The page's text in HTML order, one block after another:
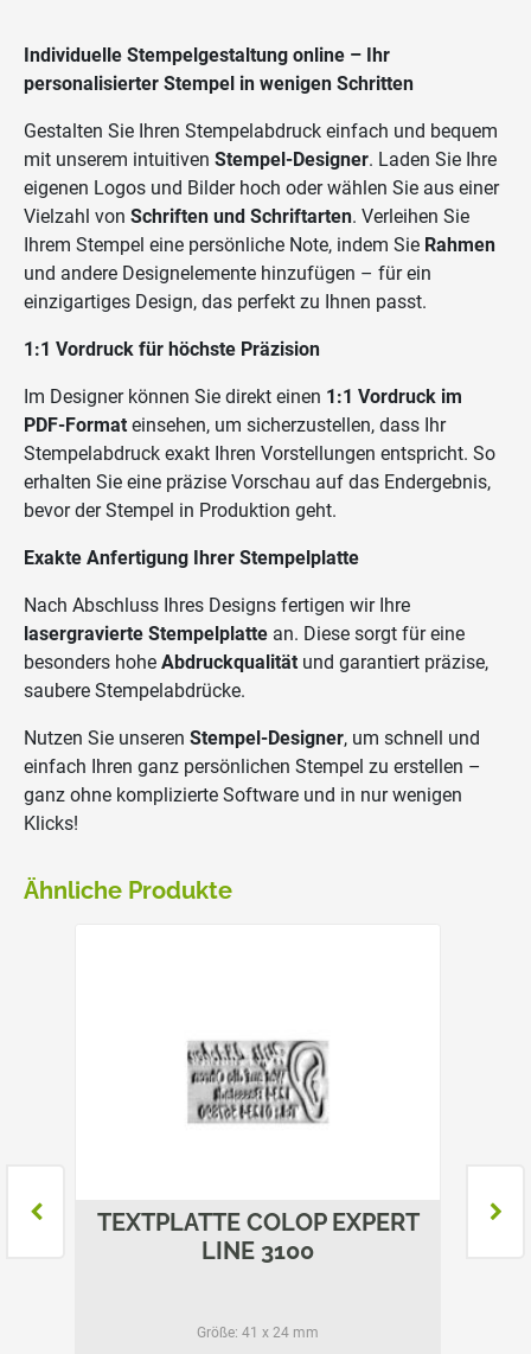
Individuelle Stempelgestaltung online – Ihr
personalisierter Stempel in wenigen Schritten
Gestalten Sie Ihren Stempelabdruck einfach und bequem
mit unserem intuitiven Stempel-Designer. Laden Sie Ihre
eigenen Logos und Bilder hoch oder wählen Sie aus einer
Vielzahl von Schriften und Schriftarten. Verleihen Sie
Ihrem Stempel eine persönliche Note, indem Sie Rahmen
und andere Designelemente hinzufügen – für ein
einzigartiges Design, das perfekt zu Ihnen passt.
1:1 Vordruck für höchste Präzision
Im Designer können Sie direkt einen 1:1 Vordruck im
PDF-Format einsehen, um sicherzustellen, dass Ihr
Stempelabdruck exakt Ihren Vorstellungen entspricht. So
erhalten Sie eine präzise Vorschau auf das Endergebnis,
bevor der Stempel in Produktion geht.
Exakte Anfertigung Ihrer Stempelplatte
Nach Abschluss Ihres Designs fertigen wir Ihre
lasergravierte Stempelplatte an. Diese sorgt für eine
besonders hohe Abdruckqualität und garantiert präzise,
saubere Stempelabdrücke.
Nutzen Sie unseren Stempel-Designer, um schnell und
einfach Ihren ganz persönlichen Stempel zu erstellen –
ganz ohne komplizierte Software und in nur wenigen
Klicks!
Ähnliche Produkte
TEXTPLATTE COLOP EXPERT
LINE 3100
Größe: 41 x 24 mm